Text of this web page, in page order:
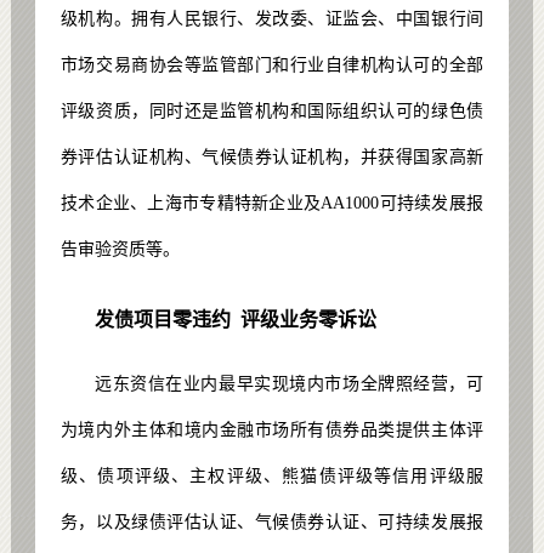
级机构。拥有人民银行、发改委、证监会、中国银行间
市场交易商协会等监管部门和行业自律机构认可的全部
评级资质，同时还是监管机构和国际组织认可的绿色债
券评估认证机构、气候债券认证机构，并获得国家高新
技术企业、上海市专精特新企业及AA1000可持续发展报
告审验资质等。
发债项目零违约 评级业务零诉讼
远东资信在业内最早实现境内市场全牌照经营，可
为境内外主体和境内金融市场所有债券品类提供主体评
级、债项评级、主权评级、熊猫债评级等信用评级服
务，以及绿债评估认证、气候债券认证、可持续发展报